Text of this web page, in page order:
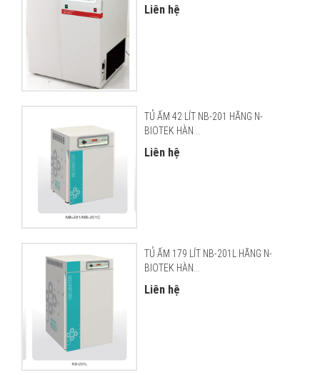
Liên hệ
TỦ ẤM 42 LÍT NB-201 HÃNG N-
BIOTEK HÀN...
Liên hệ
TỦ ẤM 179 LÍT NB-201L HÃNG N-
BIOTEK HÀN...
Liên hệ